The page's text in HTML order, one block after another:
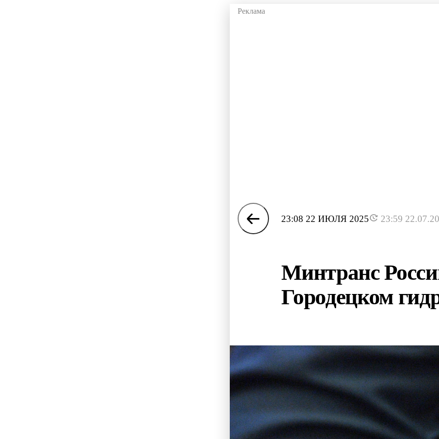
23:08 22 ИЮЛЯ 2025 23:59
Минтранс
Городецком